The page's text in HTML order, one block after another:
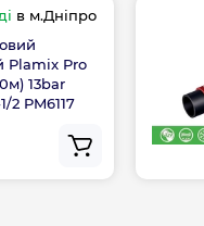
міс
в м.Дніпро
Plamix Pro
13bar
2 PM6117